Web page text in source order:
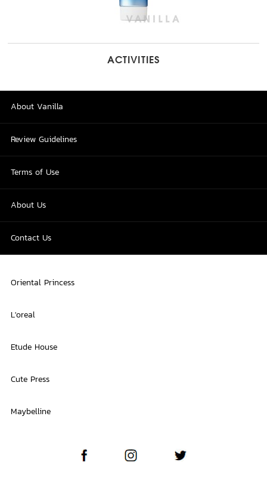
ACTIVITIES
About Vanilla
Review Guidelines
Terms of Use
About Us
Contact Us
Oriental Princess
L'oreal
Etude House
Cute Press
Maybelline